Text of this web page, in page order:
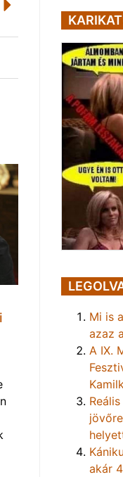
Mi is
azaz
A IX.
akár